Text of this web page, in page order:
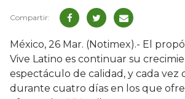
México, 26 Mar. (Notimex).- El
Vive Latino es continuar su
espectáculo de calidad, y cada vez
durante cuatro días en los que